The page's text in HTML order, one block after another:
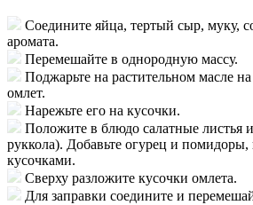
Соедините яйца, тертый сыр, муку,
аромата.
Перемешайте в однородную массу.
Поджарьте на растительном масле
омлет.
Нарежьте его на кусочки.
Положите в блюдо салатные листья
руккола). Добавьте огурец и помидоры,
кусочками.
Сверху разложите кусочки омлета.
Для заправки соедините и